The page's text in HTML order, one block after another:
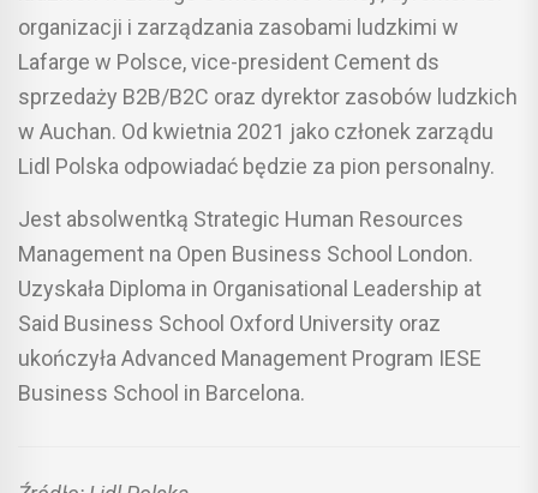
organizacji i zarządzania zasobami ludzkimi w
Lafarge w Polsce, vice-president Cement ds
sprzedaży B2B/B2C oraz dyrektor zasobów ludzkich
w Auchan. Od kwietnia 2021 jako członek zarządu
Lidl Polska odpowiadać będzie za pion personalny.
Jest absolwentką Strategic Human Resources
Management na Open Business School London.
Uzyskała Diploma in Organisational Leadership at
Said Business School Oxford University oraz
ukończyła Advanced Management Program IESE
Business School in Barcelona.